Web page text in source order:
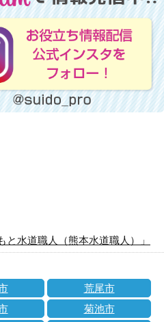
水道職人（熊本水道職人）」
荒尾市
菊池市